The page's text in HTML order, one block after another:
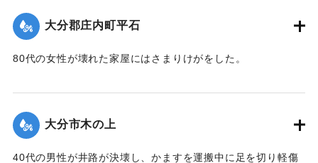
たたび大災害を蒙ることのないよう祈念してここに災害復興
の記念碑を建立する
山香町長 渡辺政男
死者四人 山香町大字南畑 〇〇〇〇他 家族三人
家屋の流失 埋没 浸水 三四七戸
河川の決壊 一四九ヶ所
大分郡庄内町平石
80代の女性が壊れた家屋にはさまりけがをした。
｜固有コード:00857037
大分市木の上
40代の男性が井路が決壊し、かますを運搬中に足を切り軽傷